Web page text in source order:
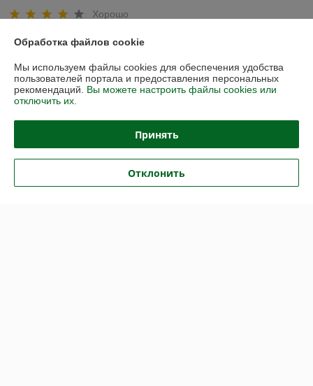
Хорошо
Сделка подтверждена через корзину
Показать все отзывы
О нас
Доставка и оплата
Обработка файлов cookie
Мы используем файлы cookies для обеспечения удобства
пользователей портала и предоставления персональных
рекомендаций. Вы можете настроить файлы cookies или
отключить их.
Принять
Отклонить